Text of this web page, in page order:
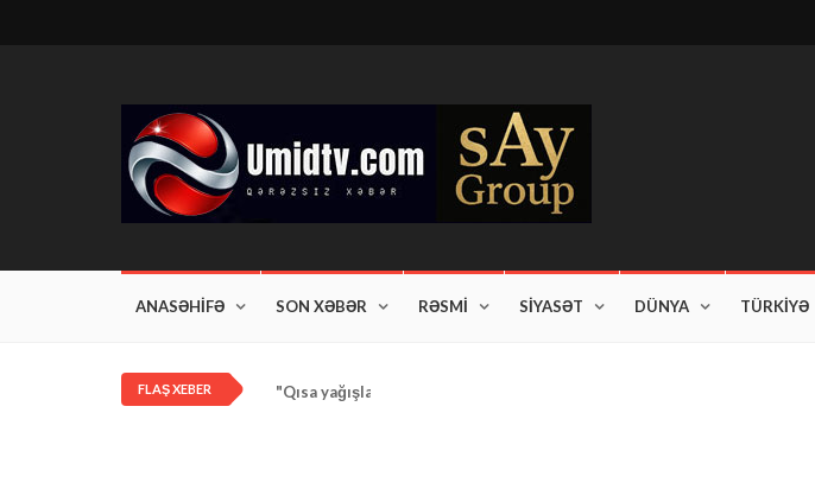
ANASƏHİFƏ SON XƏBƏR RƏSMİ SİYASƏT DÜNYA TÜRKİYƏ
FLAŞ XEBER "Qısa yağışlar bəzi rayonlarda davam edir"